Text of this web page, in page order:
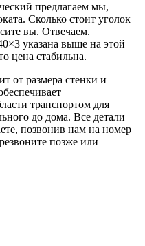
предлагаем мы,
Сколько стоит уголок
вы. Отвечаем.
указана выше на этой
цена стабильна.
от размера стенки и
транспортом для
до дома. Все детали
позвонив нам на номер
позже или